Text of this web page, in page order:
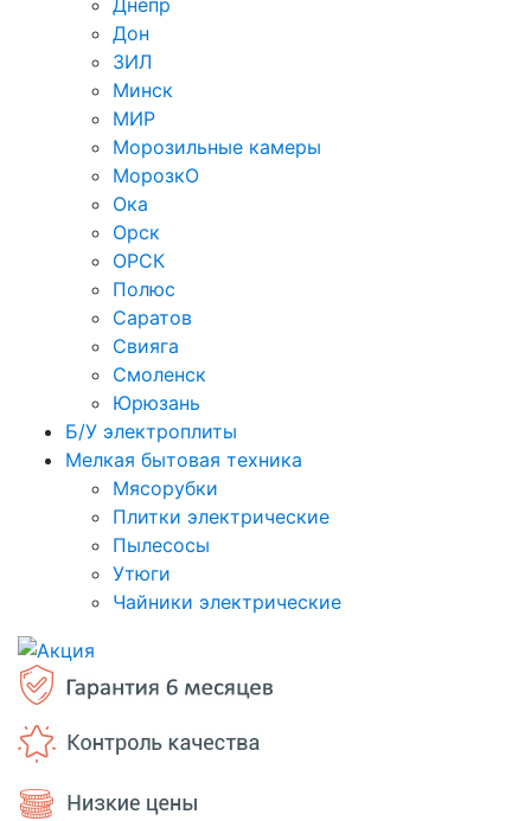
Дон
ЗИЛ
Минск
МИР
Морозильные камеры
МорозкО
Ока
Орск
ОРСК
Полюс
Саратов
Свияга
Смоленск
Юрюзань
Б/У электроплиты
Мелкая бытовая техника
Мясорубки
Плитки электрические
Пылесосы
Утюги
Чайники электрические